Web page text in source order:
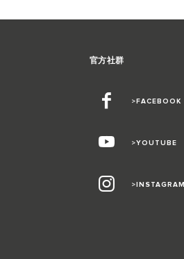
官方社群
>FACEBOOK
>YOUTUBE
>INSTAGRAM